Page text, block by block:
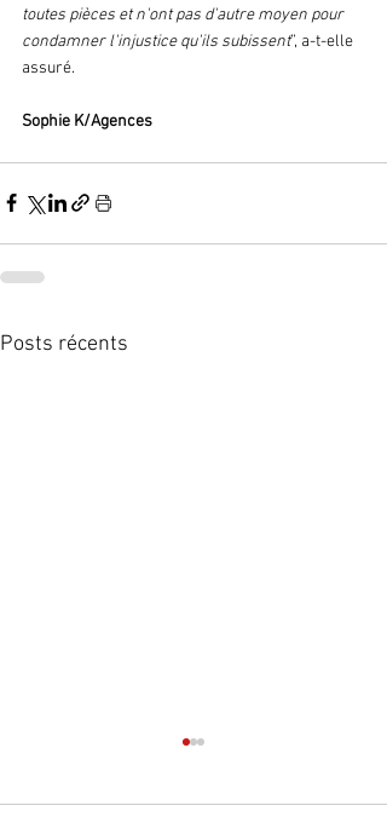
toutes pièces et n'ont pas d'autre moyen pour
condamner l'injustice qu'ils subissent”, a-t-elle
assuré.
Sophie K/Agences
Posts récents